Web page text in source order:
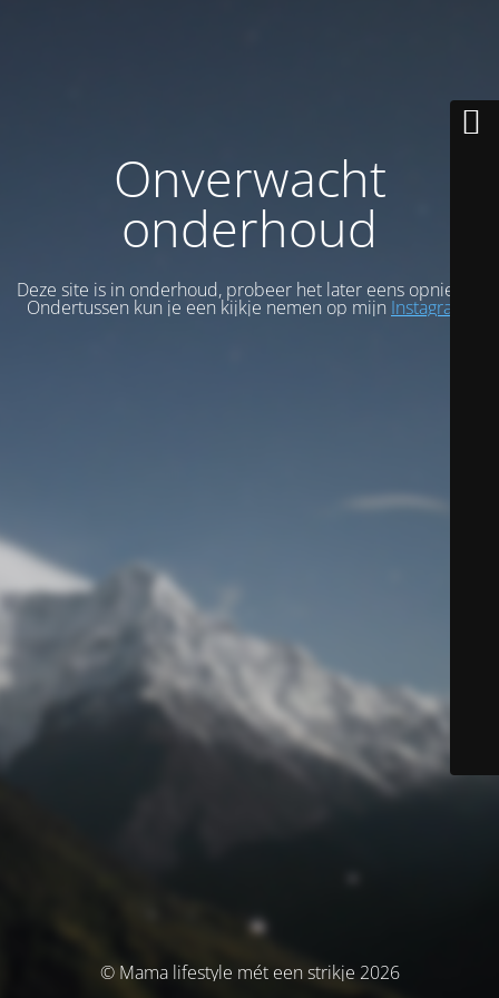
Onverwacht
onderhoud
Deze site is in onderhoud, probeer het later eens opnieuw.
Ondertussen kun je een kijkje nemen op mijn Instagram
© Mama lifestyle mét een strikje 2026